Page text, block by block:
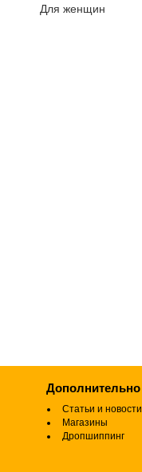
Для женщин
Дополнительно
Статьи и новости
Магазины
Дропшиппинг